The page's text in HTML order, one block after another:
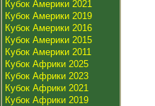
Кубок Америки 2021
Кубок Америки 2019
Кубок Америки 2016
Кубок Америки 2015
Кубок Америки 2011
Кубок Африки 2025
Кубок Африки 2023
Кубок Африки 2021
Кубок Африки 2019